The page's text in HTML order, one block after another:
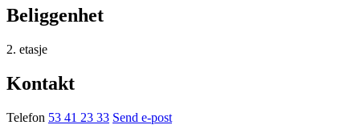
Beliggenhet
2. etasje
Kontakt
Telefon 53 41 23 33 Send e-post